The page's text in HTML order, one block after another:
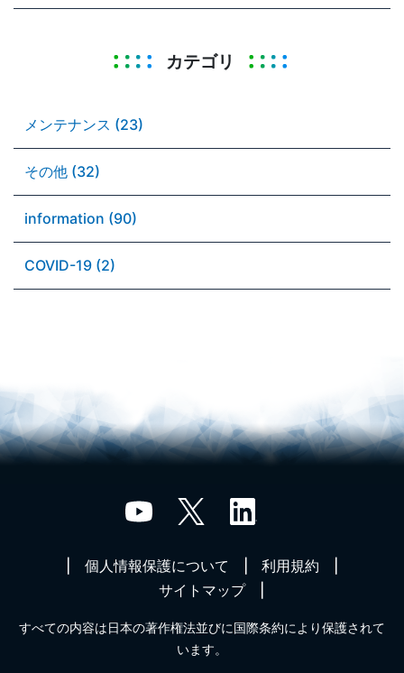
カテゴリ
メンテナンス (23)
その他 (32)
information (90)
COVID-19 (2)
個人情報保護について
利用規約
サイトマップ
すべての内容は日本の著作権法並びに国際条約により保護されて
います。